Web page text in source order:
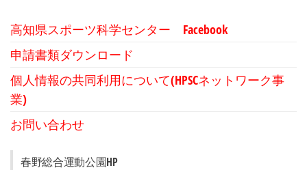
高知県スポーツ科学センター Facebook
申請書類ダウンロード
個人情報の共同利用について(HPSCネットワーク事
業)
お問い合わせ
春野総合運動公園HP